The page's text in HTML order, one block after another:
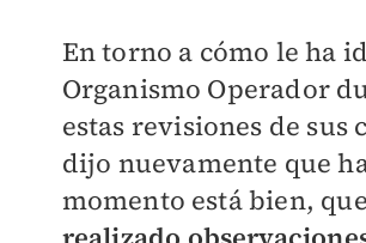
En torno a cómo le ha
Organismo Operador
estas revisiones de sus
dijo nuevamente que
momento está bien, que